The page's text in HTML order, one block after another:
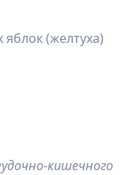
(желтуха)
кишечного